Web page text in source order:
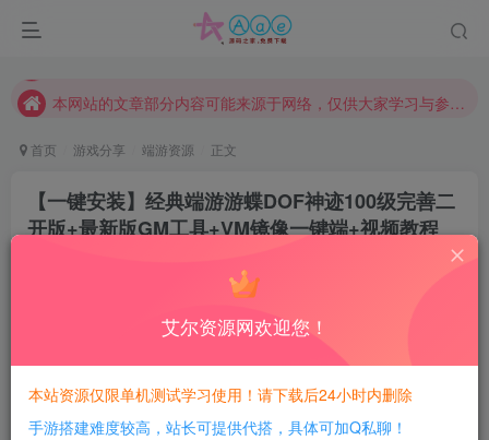
本站一律禁止以任何方式发布或转载任何违法的相关信息，访客发现请向站长举报
请勿相信任何评论区广告！以免上当受骗！
首页 游戏分享 端游资源 正文
【一键安装】经典端游游蝶DOF神迹100级完善二
开版+最新版GM工具+VM镜像一键端+视频教程
每日活跃最高可获得600积分！所有资源可以使用
积分免费兑换！
艾尔资源网欢迎您！
本站资源仅限单机测试学习使用！请下载后24小时内删除
手游搭建难度较高，站长可提供代搭，具体可加Q私聊！